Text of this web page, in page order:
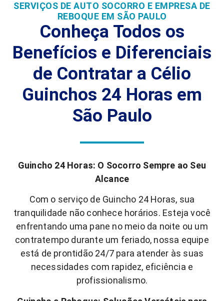
SERVIÇOS DE AUTO SOCORRO E EMPRESA DE
REBOQUE EM SÃO PAULO
Conheça Todos os
Benefícios e Diferenciais
de Contratar a Célio
Guinchos 24 Horas em
São Paulo
Guincho 24 Horas: O Socorro Sempre ao Seu
Alcance
Com o serviço de Guincho 24 Horas, sua
tranquilidade não conhece horários. Esteja você
enfrentando uma pane no meio da noite ou um
contratempo durante um feriado, nossa equipe
está de prontidão 24/7 para atender às suas
necessidades com rapidez, eficiência e
profissionalismo.